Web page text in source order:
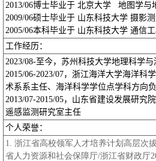
2013/06博士毕业于 北京大学 地图学与
2009/06硕士毕业于 山东科技大学 摄影
2005/06本科毕业于 山东科技大学 通信
工作经历：
2023/08-至今，苏州科技大学地理科学
2015/06-2023/07，浙江海洋大学海洋科
术系系主任、海洋科学学位点学科方向
2013/07-2015/05，山东省建设发展研究
遥感监测研究室主任
个人荣誉：
1. 浙江省高校领军人才培养计划高层次
省人力资源和社会保障厅/浙江省财政厅